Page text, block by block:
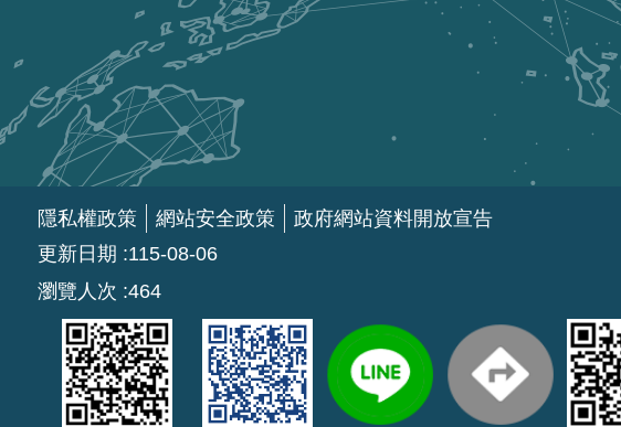
隱私權政策 網站安全政策
政府網站資料開放宣告
更新日期
115-08-06
瀏覽人次 464